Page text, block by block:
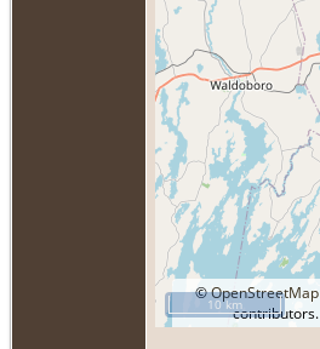
©OpenStreetMap
contributors.
10 km